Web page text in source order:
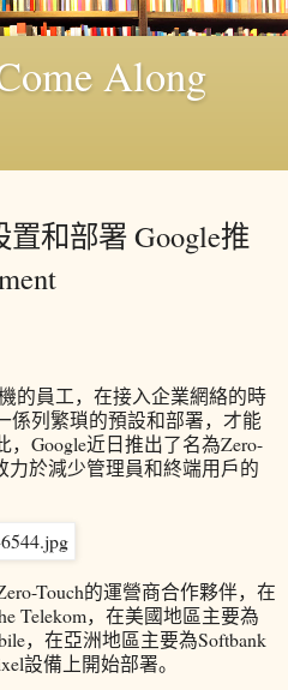
Along
和部署 Google推
的員工，在接入企業網絡的時
係列繁瑣的預設和部署，才能
Google近日推出了名為Zero-
力於減少管理員和終端用戶的
Touch的運營商合作夥伴，在
Telekom，在美國地區主要為
，在亞洲地區主要為Softbank
設備上開始部署。